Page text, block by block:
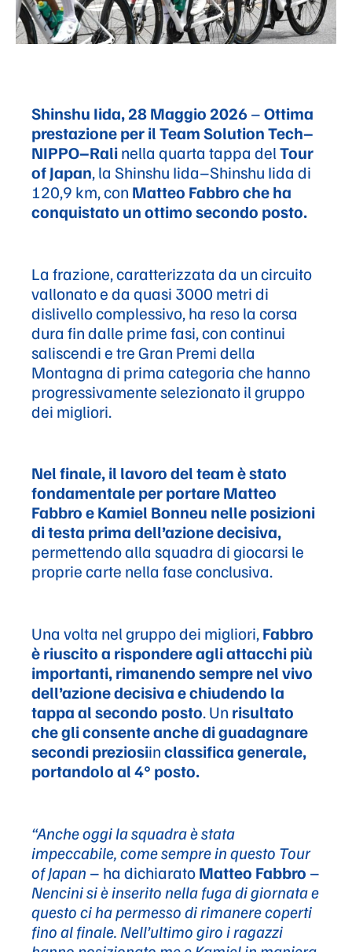
Shinshu Iida, 28 Maggio 2026 –Ottima
prestazione per il Team Solution Tech–
NIPPO–Ralinella quarta tappa delTour
of Japan, la Shinshu Iida–Shinshu Iida di
120,9 km, con Matteo Fabbro che ha
conquistato un ottimo secondo posto.
La frazione, caratterizzata da un circuito
vallonato e da quasi 3000 metri di
dislivello complessivo, ha reso la corsa
dura fin dalle prime fasi, con continui
saliscendi e tre Gran Premi della
Montagna di prima categoria che hanno
progressivamente selezionato il gruppo
dei migliori.
Nel finale, il lavoro del team è stato
fondamentale per portare Matteo
Fabbro e Kamiel Bonneu nelle posizioni
di testa prima dell’azione decisiva,
permettendo alla squadra di giocarsi le
proprie carte nella fase conclusiva.
Una volta nel gruppo dei migliori,Fabbro
è riuscito a rispondere agli attacchi più
importanti, rimanendo sempre nel vivo
dell’azione decisiva e chiudendo la
tappa al secondo posto. Un risultato
che gli consente anche di guadagnare
secondi preziosiinclassifica generale,
portandolo al 4° posto.
“Anche oggi la squadra è stata
impeccabile, come sempre in questo Tour
of Japan – ha dichiaratoMatteo Fabbro –
Nencini si è inserito nella fuga di giornata e
questo ci ha permesso di rimanere coperti
fino al finale. Nell’ultimo giro i ragazzi